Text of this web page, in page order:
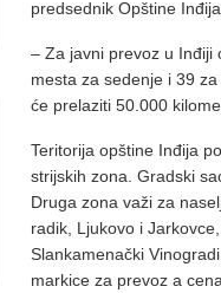
pred­sed­nik Op­šti­ne
– Za jav­ni pre­voz u In­đi­ji
me­sta za se­de­nje i 39
će pre­la­zi­ti 50.000
Te­ri­to­ri­ja op­šti­ne In­đi­ja
strij­skih zo­na. Grad­ski
Dru­ga zo­na va­ži za
ra­dik, Lju­ko­vo i
Slan­ka­me­nač­ki
mar­ki­ce za pre­voz a